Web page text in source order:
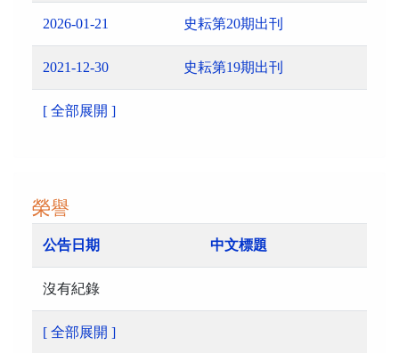
2026-01-21 史耘第20期出刊
2021-12-30 史耘第19期出刊
[ 全部展開 ]
榮譽
公告日期 中文標題
沒有紀錄
[ 全部展開 ]